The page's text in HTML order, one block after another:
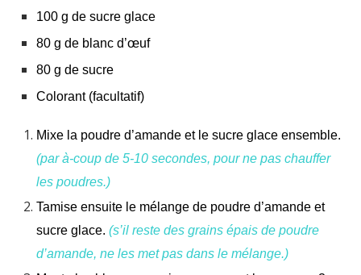
100 g de sucre glace
80 g de blanc d’œuf
80 g de sucre
Colorant (facultatif)
Mixe la poudre d’amande et le sucre glace ensemble.
(par à-coup de 5-10 secondes, pour ne pas chauffer
les poudres.)
Tamise ensuite le mélange de poudre d’amande et
sucre glace. (s’il reste des grains épais de poudre
d’amande, ne les met pas dans le mélange.)